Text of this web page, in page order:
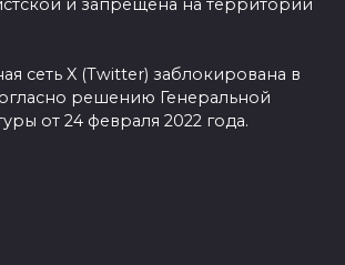
и запрещена на территории
сеть X (Twitter) заблокирована в
решению Генеральной
от 24 февраля 2022 года.